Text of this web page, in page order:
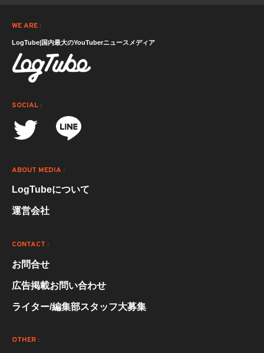
WE ARE :
LogTube|国内最大のYouTuberニュースメディア
SOCIAL :
ABOUT MEDIA :
LogTubeについて
運営会社
CONTACT :
お問合せ
広告掲載お問い合わせ
ライター/編集部スタッフ大募集
OTHER :